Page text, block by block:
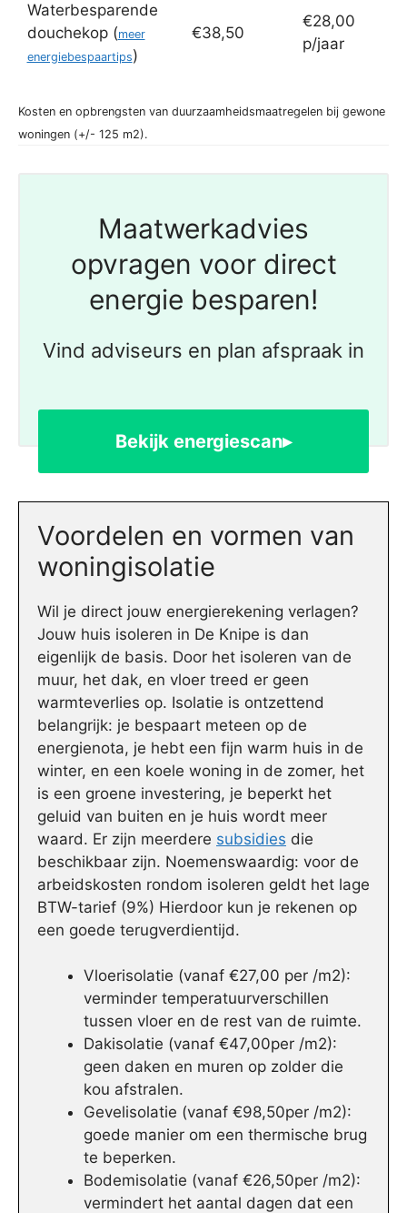
Waterbesparende
douchekop (meer
energiebespaartips)
€38,50
€28,00
p/jaar
Kosten en opbrengsten van duurzaamheidsmaatregelen bij gewone
woningen (+/- 125 m2).
Maatwerkadvies
opvragen voor direct
energie besparen!
Vind adviseurs en plan afspraak in
Bekijk energiescan▸
Voordelen en vormen van
woningisolatie
Wil je direct jouw energierekening verlagen?
Jouw huis isoleren in De Knipe is dan
eigenlijk de basis. Door het isoleren van de
muur, het dak, en vloer treed er geen
warmteverlies op. Isolatie is ontzettend
belangrijk: je bespaart meteen op de
energienota, je hebt een fijn warm huis in de
winter, en een koele woning in de zomer, het
is een groene investering, je beperkt het
geluid van buiten en je huis wordt meer
waard. Er zijn meerdere subsidies die
beschikbaar zijn. Noemenswaardig: voor de
arbeidskosten rondom isoleren geldt het lage
BTW-tarief (9%) Hierdoor kun je rekenen op
een goede terugverdientijd.
Vloerisolatie (vanaf €27,00 per /m2):
verminder temperatuurverschillen
tussen vloer en de rest van de ruimte.
Dakisolatie (vanaf €47,00per /m2):
geen daken en muren op zolder die
kou afstralen.
Gevelisolatie (vanaf €98,50per /m2):
goede manier om een thermische brug
te beperken.
Bodemisolatie (vanaf €26,50per /m2):
vermindert het aantal dagen dat een